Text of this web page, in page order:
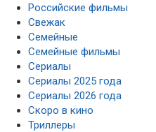
Российские фильмы
Свежак
Семейные
Семейные фильмы
Сериалы
Сериалы 2025 года
Сериалы 2026 года
Скоро в кино
Триллеры